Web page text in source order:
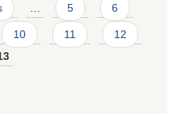
5 6
10 11
12